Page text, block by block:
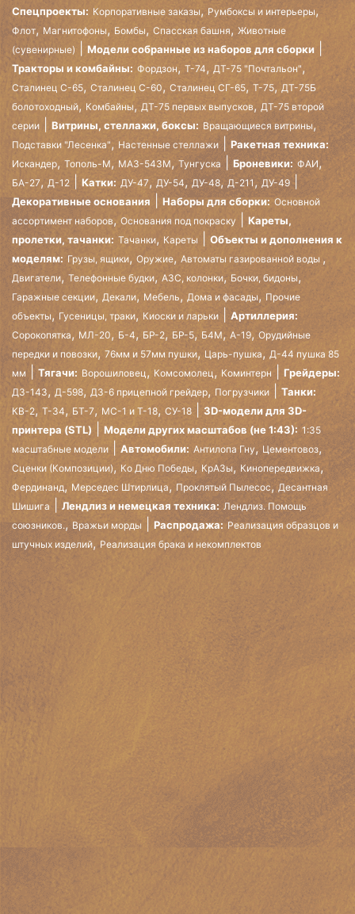
Спецпроекты: Корпоративные заказы, Румбоксы и интерьеры,
Флот, Магнитофоны, Бомбы, Спасская башня, Животные
(сувенирные)
Модели собранные из наборов для сборки
Тракторы и комбайны: Фордзон, Т-74, ДТ-75 "Почтальон",
Сталинец С-65, Сталинец С-60, Сталинец СГ-65,Т-75, ДТ-75Б
болотоходный, Комбайны, ДТ-75 первых выпусков, ДТ-75 второй
серии
Витрины, стеллажи, боксы: Вращающиеся витрины,
Подставки "Лесенка", Настенные стеллажи Ракетная техника:
Искандер, Тополь-М, МАЗ-543М,Тунгуска Броневики: ФАИ,
БА-27, Д-12 Катки: ДУ-47, ДУ-54, ДУ-48, Д-211 , ДУ-49
Декоративные основания Наборы для сборки: Основной
ассортимент наборов, Основания под покраску
Кареты,
пролетки, тачанки: Тачанки, Кареты
Объекты и дополнения к
моделям: Грузы, ящики, Оружие, Автоматы газированной воды ,
Двигатели,Телефонные будки, АЗС, колонки, Бочки, бидоны,
Гаражные секции, Декали, Мебель, Дома и фасады, Прочие
объекты, Гусеницы, траки, Киоски и ларьки Артиллерия:
Сорокопятка, МЛ-20, Б-4, БР-2, БР-5, Б4М, А-19, Орудийные
передки и повозки, 76мм и 57мм пушки, Царь-пушка, Д-44 пушка 85
мм
Тягачи: Ворошиловец , Комсомолец , Коминтерн Грейдеры:
ДЗ-143, Д-598, ДЗ-6 прицепной грейдер, Погрузчики Танки:
КВ-2, Т-34, БТ-7, МС-1 и Т-18, СУ-18
3D-модели для 3D-
принтера (STL)
Модели других масштабов (не 1:43): 1:35
масштабные модели
Автомобили: Антилопа Гну, Цементовоз,
Сценки (Композиции), Ко Дню Победы, КрАЗы, Кинопередвижка,
Фердинанд, Мерседес Штирлица, Проклятый Пылесос,Десантная
Шишига
Лендлиз и немецкая техника: Лендлиз. Помощь
союзников., Вражьи морды Распродажа: Реализация образцов и
штучных изделий, Реализация брака и некомплектов